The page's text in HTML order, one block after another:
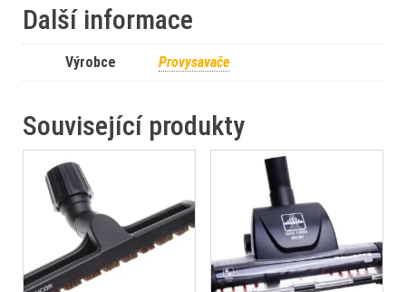
Další informace
Výrobce Provysavače
Související produkty